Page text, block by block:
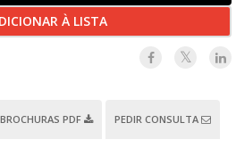
À LISTA
BROCHURAS PDF PEDIR CONSULTA